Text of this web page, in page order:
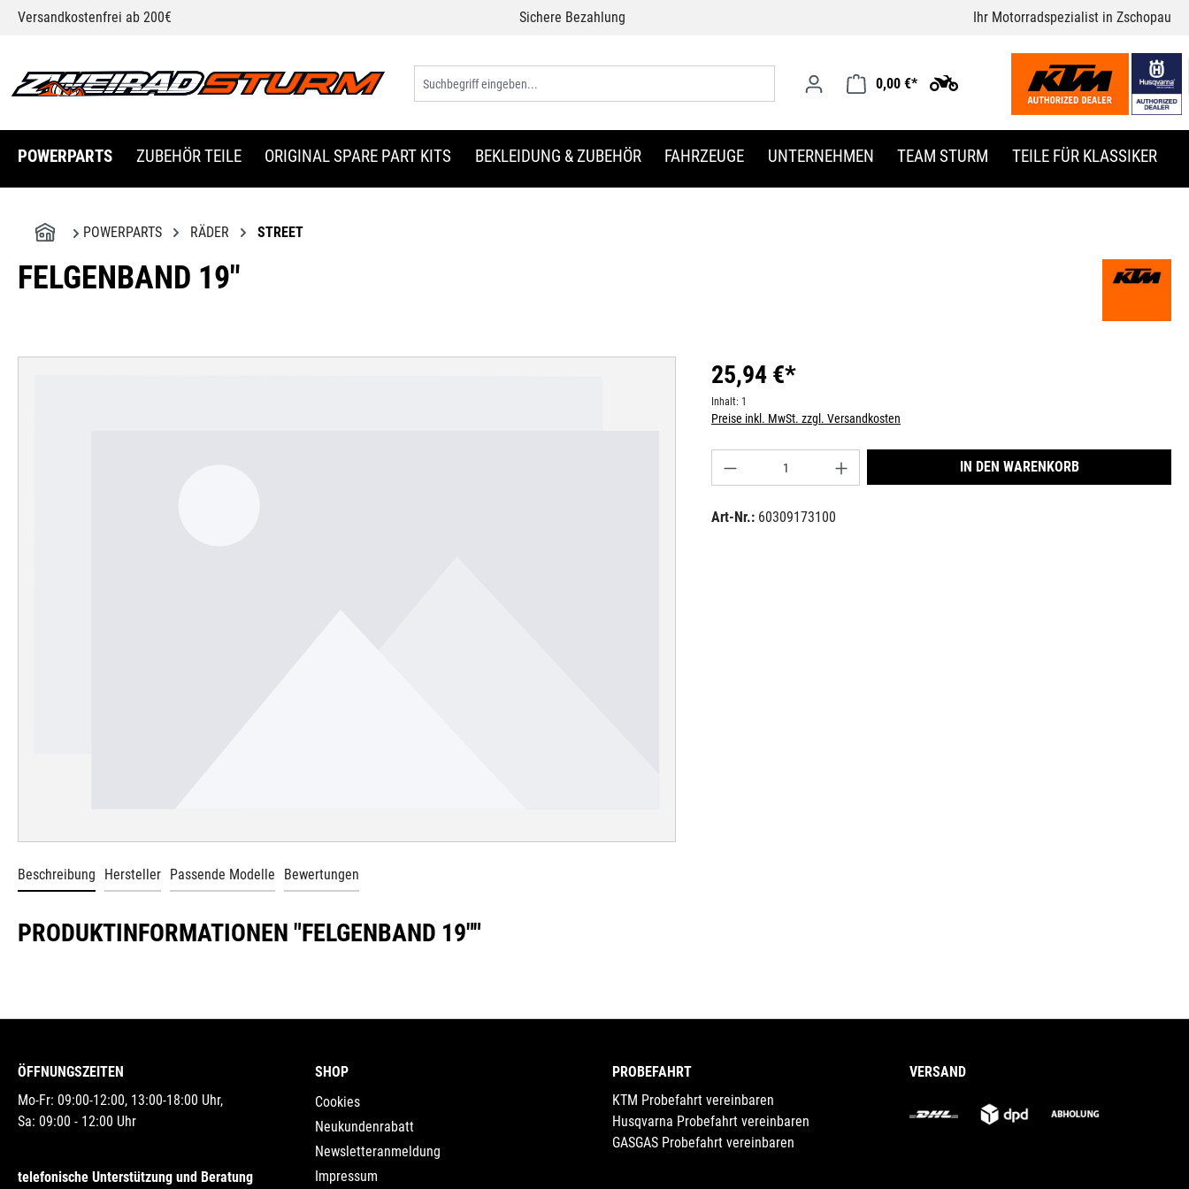
Zur Hauptnavigation springen
Versandkostenfrei ab 200€ Sichere Bezahlung Ihr Motorradspezialist in Zschopau
0,00 €*
POWERPARTS ZUBEHÖR TEILE ORIGINAL SPARE PART KITS BEKLEIDUNG & ZUBEHÖR FAHRZEUGE UNTERNEHMEN TEAM STURM TEILE FÜR KLASSIKER
POWERPARTS RÄDER STREET
FELGENBAND 19"
25,94 €*
Inhalt: 1
Preise inkl. MwSt. zzgl. Versandkosten
Produkt Anzahl: Gib den gewünschten Wert ein oder
IN DEN WARENKORB
Art-Nr.: 60309173100
Beschreibung Hersteller Passende Modelle Bewertungen
PRODUKTINFORMATIONEN "FELGENBAND 19""
ÖFFNUNGSZEITEN
Mo-Fr: 09:00-12:00, 13:00-18:00 Uhr,
Sa: 09:00 - 12:00 Uhr
telefonische Unterstützung und Beratung
PROBEFAHRT
KTM Probefahrt vereinbaren
Husqvarna Probefahrt vereinbaren
GASGAS Probefahrt vereinbaren
SHOP
Cookies
Neukundenrabatt
Newsletteranmeldung
Impressum
VERSAND